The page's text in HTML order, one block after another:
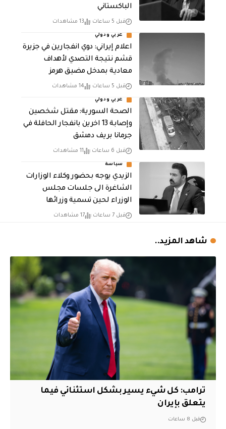
الباكستاني
قبل 5 ساعات 13 مشاهدات
عربي ودولي
اعلام إيراني: دوي انفجارين في جزيرة
قشم نتيجة التصدي لأهداف
معادية بمدخل مضيق هرمز
قبل 5 ساعات 14 مشاهدات
عربي ودولي
الصحة السورية: مقتل شخصين
وإصابة 13 اخرين بانفجار الحافلة في
جرمانا بريف دمشق
قبل 6 ساعات 11 مشاهدات
سياسة
الزيدي يوجه بحضور وكلاء الوزارات
الشاغرة الى جلسات مجلس
الوزراء لحين تسمية وزرائها
قبل 7 ساعات 17 مشاهدات
شاهد المزيد..
ترامب: كل شيء يسير بشكل استثنائي فيما
يتعلق بإيران
قبل 8 ساعات